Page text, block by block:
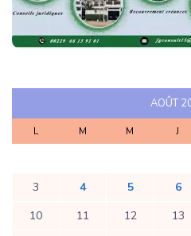
AOÛT
L M M J
3
4 5 6
10
11 12 13